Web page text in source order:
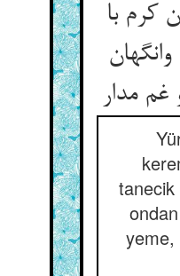
کرم با
tanecik
yeme,